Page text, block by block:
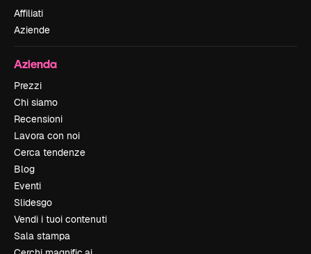
Affiliati
Aziende
Azienda
Prezzi
Chi siamo
Recensioni
Lavora con noi
Cerca tendenze
Blog
Eventi
Slidesgo
Vendi i tuoi contenuti
Sala stampa